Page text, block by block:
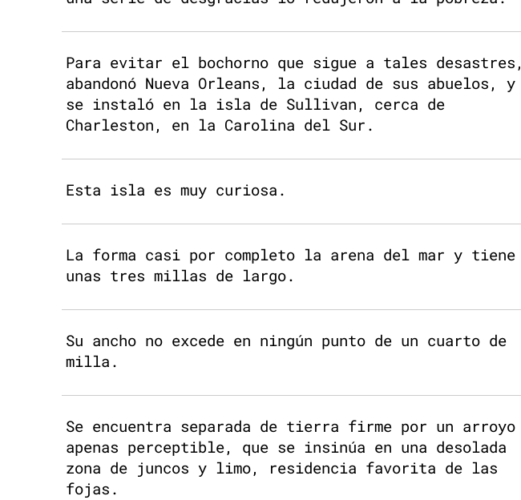
Para evitar el bochorno que sigue a tales desastres,
abandonó Nueva Orleans, la ciudad de sus abuelos, y
se instaló en la isla de Sullivan, cerca de
Charleston, en la Carolina del Sur.
Esta isla es muy curiosa.
La forma casi por completo la arena del mar y tiene
unas tres millas de largo.
Su ancho no excede en ningún punto de un cuarto de
milla.
Se encuentra separada de tierra firme por un arroyo
apenas perceptible, que se insinúa en una desolada
zona de juncos y limo, residencia favorita de las
fojas.